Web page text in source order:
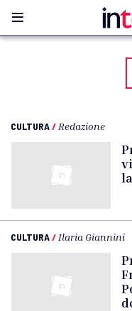
CULTURA/ Redazione
CULTURA/ Ilaria Giannini